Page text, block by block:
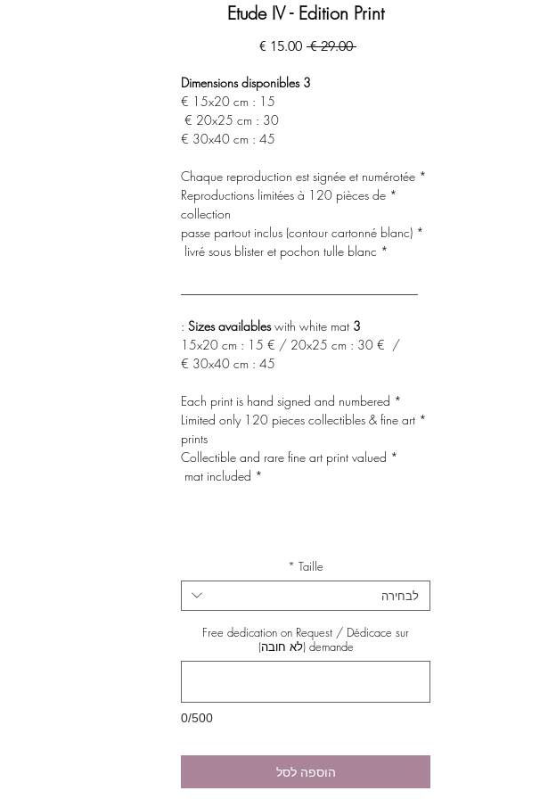
Etude IV - Edition Print
‏29.00 ‏€
מחיר
מחיר
3 Dimensions disponibles
15x20 cm : 15 €
20x25 cm : 30 €
30x40 cm : 45 €
* Chaque reproduction est signée et numérotée
* Reproductions limitées à 120 pièces de
collection
* passe partout inclus (contour cartonné blanc)
* livré sous blister et pochon tulle blanc
3 Sizes availables
with white mat :
15x20 cm : 15 € / 20x25 cm : 30 € /
30x40 cm : 45 €
* Each print is hand signed and numbered
* Limited only 120 pieces collectibles & fine art
prints
* Collectible and rare fine art print valued
* mat included
Taille
*
לבחירה
Free dedication on Request / Dédicace sur
demande (לא חובה)
0/500
הוספה לסל